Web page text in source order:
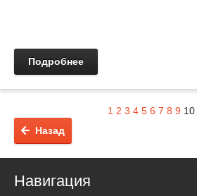
Подробнее
1 2 3 4 5 6 7 8 9 10
Назад
Навигация